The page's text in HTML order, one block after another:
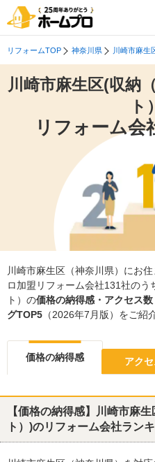
リフォームTOP 神奈川県 川崎市麻生
川崎市麻生区(収納
ト
リフォーム会
川崎市麻生区（神奈川県）にお
ロ加盟リフォーム会社131社のう
ト）の価格の納得感・アクセス
グTOP5 （2026年7月版）をご紹
価格の納得感 アク
【価格の納得感】川崎市麻
ト）)のリフォーム会社ラン